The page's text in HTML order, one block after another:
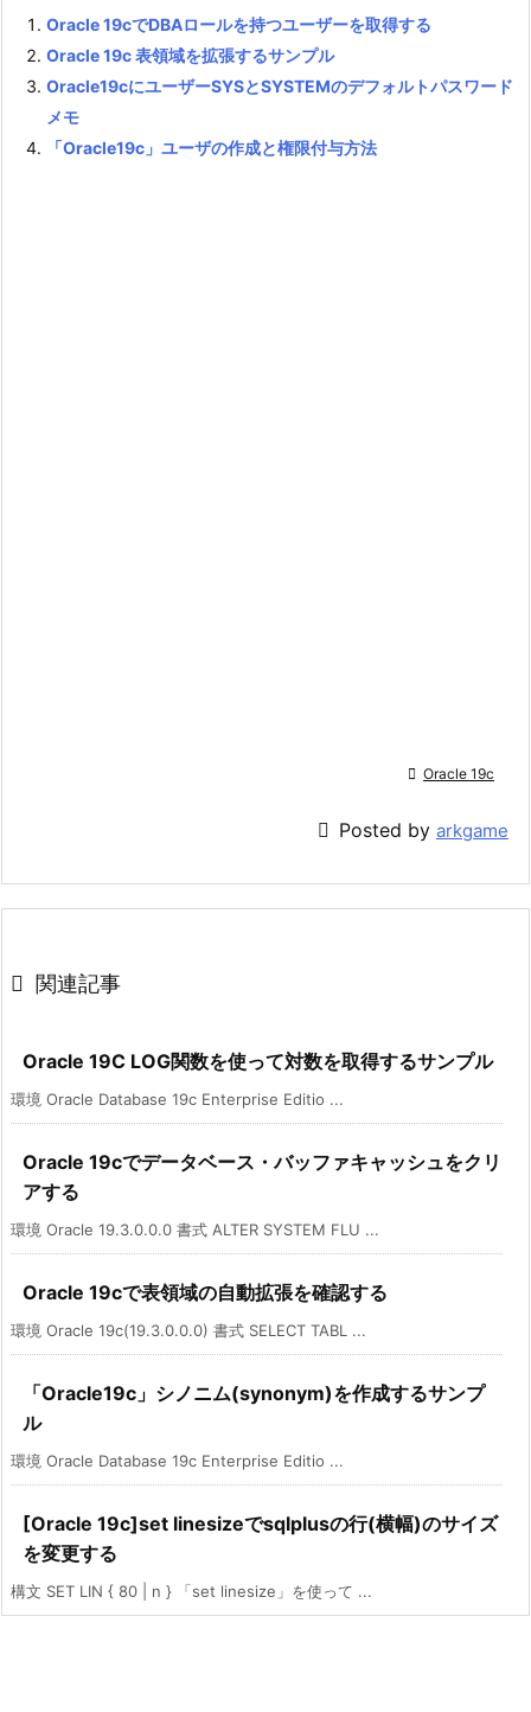
Oracle 19cでDBAロールを持つユーザーを取得する
Oracle 19c 表領域を拡張するサンプル
Oracle19cにユーザーSYSとSYSTEMのデフォルトパスワード
メモ
「Oracle19c」ユーザの作成と権限付与方法
 Oracle 19c
 Posted by arkgame
 関連記事
Oracle 19C LOG関数を使って対数を取得するサンプル
環境 Oracle Database 19c Enterprise Editio ...
Oracle 19cでデータベース・バッファキャッシュをクリ
アする
環境 Oracle 19.3.0.0.0 書式 ALTER SYSTEM FLU ...
Oracle 19cで表領域の自動拡張を確認する
環境 Oracle 19c(19.3.0.0.0) 書式 SELECT TABL ...
「Oracle19c」シノニム(synonym)を作成するサンプ
ル
環境 Oracle Database 19c Enterprise Editio ...
[Oracle 19c]set linesizeでsqlplusの行(横幅)のサイズ
を変更する
構文 SET LIN { 80 | n } 「set linesize」を使って ...